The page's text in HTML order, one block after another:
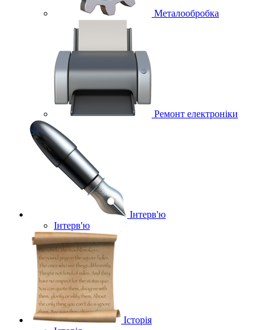
Металообробка
Ремонт електроніки
Інтерв'ю
Інтерв'ю
Історія